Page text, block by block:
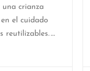
una crianza
el cuidado
reutilizables.